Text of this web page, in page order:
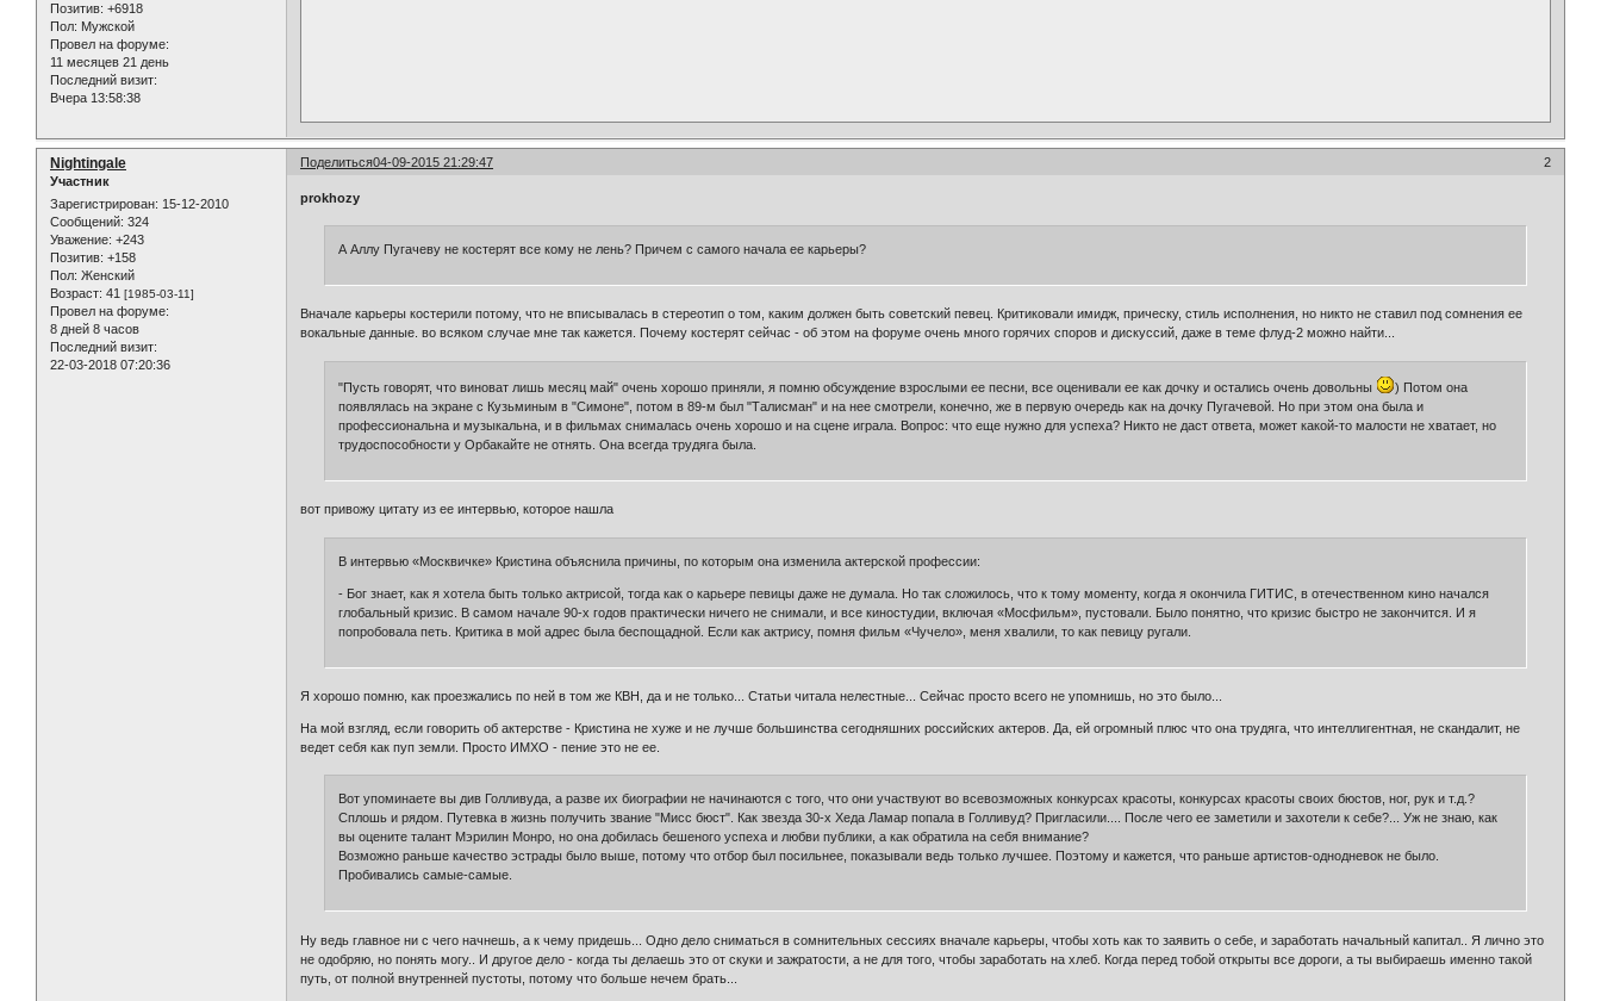
Позитив: +6918
Пол: Мужской
Провел на форуме:
11 месяцев 21 день
Последний визит:
Вчера 13:58:38
Поделиться 2
04-09-2015 21:29:47
Nightingale
Участник
Зарегистрирован: 15-12-2010
Сообщений: 324
Уважение: +243
Позитив: +158
Пол: Женский
Возраст: 41 [1985-03-11]
Провел на форуме:
8 дней 8 часов
Последний визит:
22-03-2018 07:20:36
prokhozy
А Аллу Пугачеву не костерят все кому не лень? Причем с самого начала ее карьеры?
Вначале карьеры костерили потому, что не вписывалась в стереотип о том, каким должен быть советский певец. Критиковали имидж, прическу, стиль исполнения, но никто не ставил под сомнения ее
вокальные данные. во всяком случае мне так кажется. Почему костерят сейчас - об этом на форуме очень много горячих споров и дискуссий, даже в теме флуд-2 можно найти...
"Пусть говорят, что виноват лишь месяц май" очень хорошо приняли, я помню обсуждение взрослыми ее песни, все оценивали ее как дочку и остались очень довольны
) Потом она
появлялась на экране с Кузьминым в "Симоне", потом в 89-м был "Талисман" и на нее смотрели, конечно, же в первую очередь как на дочку Пугачевой. Но при этом она была и
профессиональна и музыкальна, и в фильмах снималась очень хорошо и на сцене играла. Вопрос: что еще нужно для успеха? Никто не даст ответа, может какой-то малости не хватает, но
трудоспособности у Орбакайте не отнять. Она всегда трудяга была.
вот привожу цитату из ее интервью, которое нашла
В интервью «Москвичке» Кристина объяснила причины, по которым она изменила актерской профессии:
- Бог знает, как я хотела быть только актрисой, тогда как о карьере певицы даже не думала. Но так сложилось, что к тому моменту, когда я окончила ГИТИС, в отечественном кино начался
глобальный кризис. В самом начале 90-х годов практически ничего не снимали, и все киностудии, включая «Мосфильм», пустовали. Было понятно, что кризис быстро не закончится. И я
попробовала петь. Критика в мой адрес была беспощадной. Если как актрису, помня фильм «Чучело», меня хвалили, то как певицу ругали.
Я хорошо помню, как проезжались по ней в том же КВН, да и не только... Статьи читала нелестные... Сейчас просто всего не упомнишь, но это было...
На мой взгляд, если говорить об актерстве - Кристина не хуже и не лучше большинства сегодняшних российских актеров. Да, ей огромный плюс что она трудяга, что интеллигентная, не скандалит, не
ведет себя как пуп земли. Просто ИМХО - пение это не ее.
Вот упоминаете вы див Голливуда, а разве их биографии не начинаются с того, что они участвуют во всевозможных конкурсах красоты, конкурсах красоты своих бюстов, ног, рук и т.д.?
Сплошь и рядом. Путевка в жизнь получить звание "Мисс бюст". Как звезда 30-х Хеда Ламар попала в Голливуд? Пригласили.... После чего ее заметили и захотели к себе?... Уж не знаю, как
вы оцените талант Мэрилин Монро, но она добилась бешеного успеха и любви публики, а как обратила на себя внимание?
Возможно раньше качество эстрады было выше, потому что отбор был посильнее, показывали ведь только лучшее. Поэтому и кажется, что раньше артистов-однодневок не было.
Пробивались самые-самые.
Ну ведь главное ни с чего начнешь, а к чему придешь... Одно дело сниматься в сомнительных сессиях вначале карьеры, чтобы хоть как то заявить о себе, и заработать начальный капитал.. Я лично это
не одобряю, но понять могу.. И другое дело - когда ты делаешь это от скуки и зажратости, а не для того, чтобы заработать на хлеб. Когда перед тобой открыты все дороги, а ты выбираешь именно такой
путь, от полной внутренней пустоты, потому что больше нечем брать...